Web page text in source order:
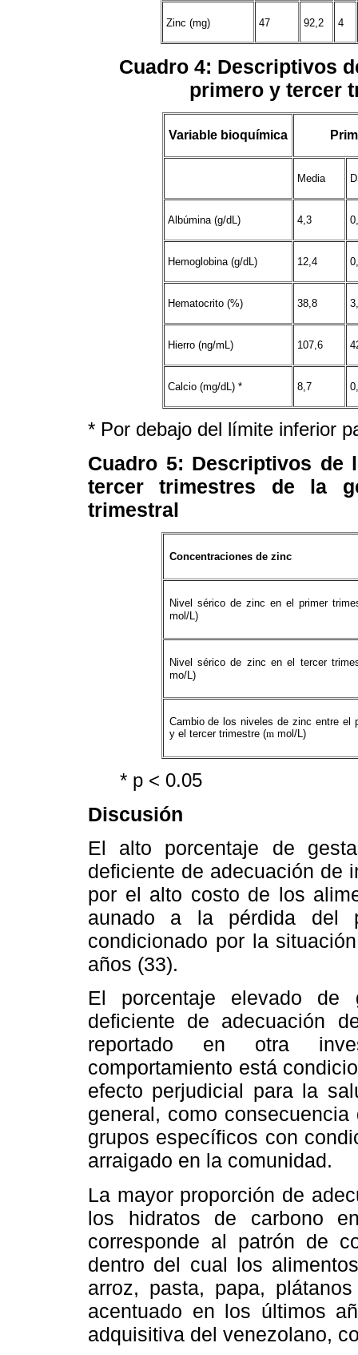
Zinc (mg) 47 92,2 4
Cuadro 4: Descriptivos
primero y tercer
Variable bioquímica
Media
Albúmina (g/dL) 4,3
Hemoglobina (g/dL) 12,4
Hematocrito (%) 38,8
Hierro (ng/mL) 107,6
Calcio (mg/dL) * 8,7
* Por debajo del límite inferior
Cuadro 5: Descriptivos de
tercer trimestres de la
trimestral
Concentraciones de zinc
Nivel sérico de zinc en el primer
mol/L)
Nivel sérico de zinc en el tercer
mo/L)
Cambio de los niveles de zinc entre el
y el tercer trimestre (mmol/L)
* p < 0.05
Discusión
El alto porcentaje de
deficiente de adecuación de
por el alto costo de los
aunado a la pérdida del
condicionado por la
años (33).
El porcentaje elevado de
deficiente de adecuación
reportado en otra
comportamiento está
efecto perjudicial para la
general, como
grupos específicos con
arraigado en la comunidad.
La mayor proporción de
los hidratos de carbono
corresponde al patrón de
dentro del cual los
arroz, pasta, papa,
acentuado en los últimos
adquisitiva del venezolano,